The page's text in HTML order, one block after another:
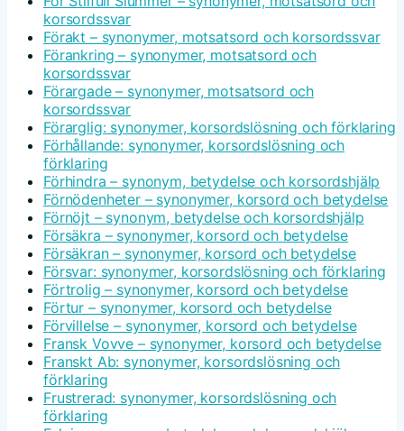
korsordssvar
Förakt – synonymer, motsatsord och korsordssvar
Förankring – synonymer, motsatsord och
korsordssvar
Förargade – synonymer, motsatsord och
korsordssvar
Förarglig: synonymer, korsordslösning och förklaring
Förhållande: synonymer, korsordslösning och
förklaring
Förhindra – synonym, betydelse och korsordshjälp
Förnödenheter – synonymer, korsord och betydelse
Förnöjt – synonym, betydelse och korsordshjälp
Försäkra – synonymer, korsord och betydelse
Försäkran – synonymer, korsord och betydelse
Försvar: synonymer, korsordslösning och förklaring
Förtrolig – synonymer, korsord och betydelse
Förtur – synonymer, korsord och betydelse
Förvillelse – synonymer, korsord och betydelse
Fransk Vovve – synonymer, korsord och betydelse
Franskt Ab: synonymer, korsordslösning och
förklaring
Frustrerad: synonymer, korsordslösning och
förklaring